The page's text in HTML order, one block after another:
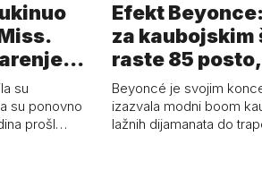
su
su ponovno
prošl…
Efekt
za kaubojskim
raste 85
čizmama 53
Beyoncé je svojim
izazvala modni boom
lažnih dijamanata do